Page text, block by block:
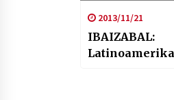
2013/11/21
IBAIZABAL: